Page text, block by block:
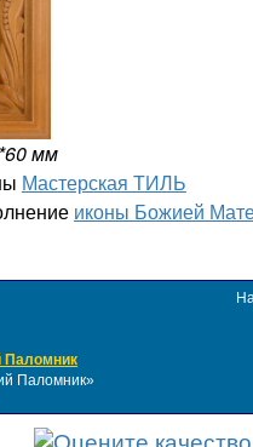
мм
Мастерская ТИЛЬ
иконы Божией
Паломник
Паломник»